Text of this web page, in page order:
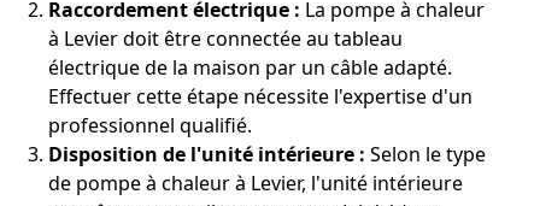
Raccordement électrique : La pompe à chaleur
à Levier doit être connectée au tableau
électrique de la maison par un câble adapté.
Effectuer cette étape nécessite l'expertise d'un
professionnel qualifié.
Disposition de l'unité intérieure : Selon le type
de pompe à chaleur à Levier, l'unité intérieure